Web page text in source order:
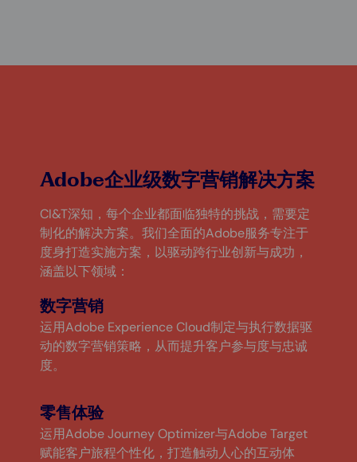
Adobe企业级数字营销解决方案
CI&T深知，每个企业都面临独特的挑战，需要定
制化的解决方案。我们全面的Adobe服务专注于
度身打造实施方案，以驱动跨行业创新与成功，
涵盖以下领域：
数字营销
运用Adobe Experience Cloud制定与执行数据驱
动的数字营销策略，从而提升客户参与度与忠诚
度。
零售体验
运用Adobe Journey Optimizer与Adobe Target
赋能客户旅程个性化，打造触动人心的互动体